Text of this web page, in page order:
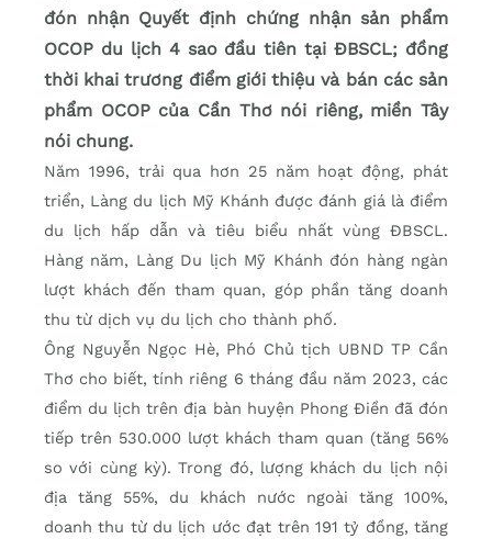
đón nhận Quyết định chứng nhận sản phẩm
OCOP du lịch 4 sao đầu tiên tại ĐBSCL; đồng
thời khai trương điểm giới thiệu và bán các sản
phẩm OCOP của Cần Thơ nói riêng, miền Tây
nói chung.
Năm 1996, trải qua hơn 25 năm hoạt động, phát
triển, Làng du lịch Mỹ Khánh được đánh giá là điểm
du lịch hấp dẫn và tiêu biểu nhất vùng ĐBSCL.
Hàng năm, Làng Du lịch Mỹ Khánh đón hàng ngàn
lượt khách đến tham quan, góp phần tăng doanh
thu từ dịch vụ du lịch cho thành phố.
Ông Nguyễn Ngọc Hè, Phó Chủ tịch UBND TP Cần
Thơ cho biết, tính riêng 6 tháng đầu năm 2023, các
điểm du lịch trên địa bàn huyện Phong Điền đã đón
tiếp trên 530.000 lượt khách tham quan (tăng 56%
so với cùng kỳ). Trong đó, lượng khách du lịch nội
địa tăng 55%, du khách nước ngoài tăng 100%,
doanh thu từ du lịch ước đạt trên 191 tỷ đồng, tăng